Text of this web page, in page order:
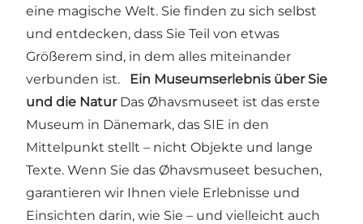
eine magische Welt. Sie finden zu sich selbst
und entdecken, dass Sie Teil von etwas
Größerem sind, in dem alles miteinander
verbunden ist. Ein Museumserlebnis über Sie
und die NaturDas Øhavsmuseet ist das erste
Museum in Dänemark, das SIE in den
Mittelpunkt stellt – nicht Objekte und lange
Texte. Wenn Sie das Øhavsmuseet besuchen,
garantieren wir Ihnen viele Erlebnisse und
Einsichten darin, wie Sie – und vielleicht auch